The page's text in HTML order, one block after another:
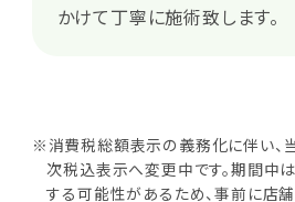
かけて丁寧に施術致します。
※消費税総額表示の義務化に伴い、
次税込表示へ変更中です。期間中
する可能性があるため、事前に店舗